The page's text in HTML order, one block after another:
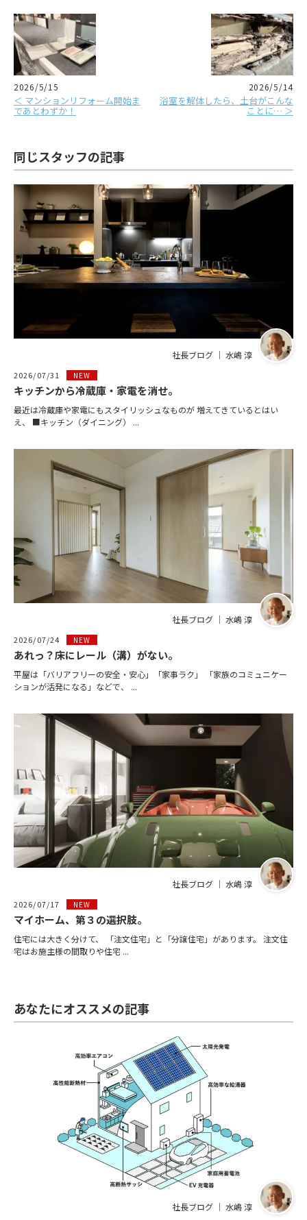
2026/5/15
＜ マンションリフォーム開始ま
であとわずか！
2026/5/14
浴室を解体したら、土台がこんな
ことに… ＞
同じスタッフの記事
社長ブログ ｜ 水嶋 淳
2026/07/31 NEW
キッチンから冷蔵庫・家電を消せ。
最近は冷蔵庫や家電にもスタイリッシュなものが 増えてきているとはい
え、 ■キッチン（ダイニング） ...
社長ブログ ｜ 水嶋 淳
2026/07/24 NEW
あれっ？床にレール（溝）がない。
平屋は「バリアフリーの安全・安心」「家事ラク」 「家族のコミュニケー
ションが活発になる」などで、 ...
社長ブログ ｜ 水嶋 淳
2026/07/17 NEW
マイホーム、第３の選択肢。
住宅には大きく分けて、 「注文住宅」と「分譲住宅」があります。 注文住
宅はお施主様の間取りや住宅 ...
あなたにオススメの記事
社長ブログ ｜ 水嶋 淳